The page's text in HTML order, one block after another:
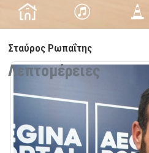
Σταύρος Ρωπαΐτης
Λεπτομέρειες